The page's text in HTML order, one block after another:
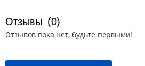
Отзывы (0)
Отзывов пока нет, будьте первыми!